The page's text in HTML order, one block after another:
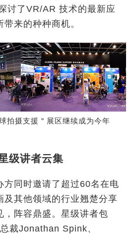
讨了VR/AR 技术的最新应
来的种种商机。
拍摄支援＂展区继续成为今年
级讲者云集
方同时邀请了超过60名在电
及其他领域的行业翘楚分享
，阵容鼎盛。星级讲者包
裁Jonathan Spink、